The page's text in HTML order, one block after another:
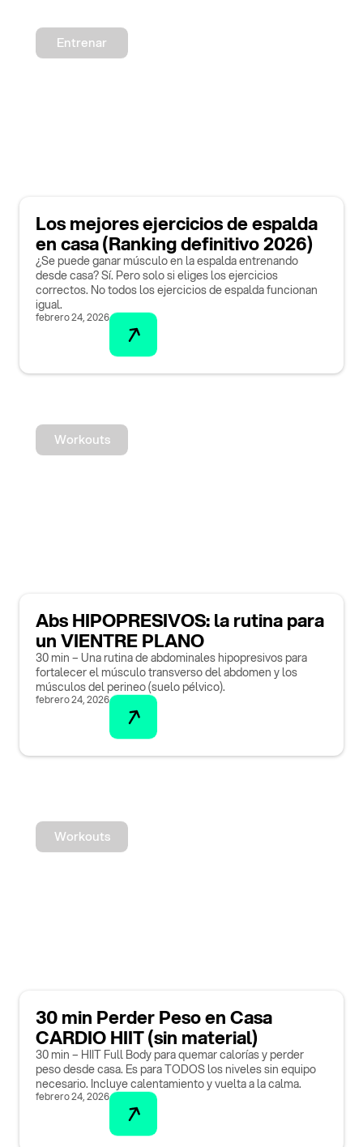
Entrenar
Los mejores ejercicios de espalda
en casa (Ranking definitivo 2026)
¿Se puede ganar músculo en la espalda entrenando
desde casa? Sí. Pero solo si eliges los ejercicios
correctos. No todos los ejercicios de espalda funcionan
igual.
febrero 24, 2026
Workouts
Abs HIPOPRESIVOS: la rutina para
un VIENTRE PLANO
30 min – Una rutina de abdominales hipopresivos para
fortalecer el músculo transverso del abdomen y los
músculos del perineo (suelo pélvico).
febrero 24, 2026
Workouts
30 min Perder Peso en Casa
CARDIO HIIT (sin material)
30 min – HIIT Full Body para quemar calorías y perder
peso desde casa. Es para TODOS los niveles sin equipo
necesario. Incluye calentamiento y vuelta a la calma.
febrero 24, 2026